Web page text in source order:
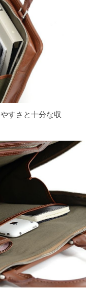
すさと十分な収